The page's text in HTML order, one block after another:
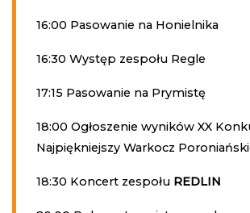
16:00 Pasowanie na Honielnika
16:30 Występ zespołu Regle
17:15 Pasowanie na Prymistę
18:00 Ogłoszenie wyników XX
Najpiękniejszy Warkocz
18:30 Koncert zespołu REDLIN